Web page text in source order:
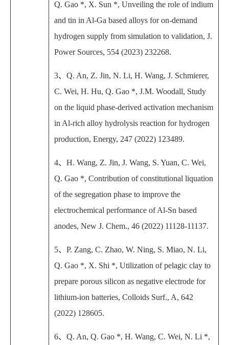
Q. Gao *, X. Sun *, Unveiling the role of indium
and tin in Al-Ga based alloys for on-demand
hydrogen supply from simulation to validation, J.
Power Sources, 554 (2023) 232268.
3、 Q. An, Z. Jin, N. Li, H. Wang, J. Schmierer,
C. Wei, H. Hu, Q. Gao *, J.M. Woodall, Study
on the liquid phase-derived activation mechanism
in Al-rich alloy hydrolysis reaction for hydrogen
production, Energy, 247 (2022) 123489.
4、 H. Wang, Z. Jin, J. Wang, S. Yuan, C. Wei,
Q. Gao *, Contribution of constitutional liquation
of the segregation phase to improve the
electrochemical performance of Al-Sn based
anodes, New J. Chem., 46 (2022) 11128-11137.
5、 P. Zang, C. Zhao, W. Ning, S. Miao, N. Li,
Q. Gao *, X. Shi *, Utilization of pelagic clay to
prepare porous silicon as negative electrode for
lithium-ion batteries, Colloids Surf., A, 642
(2022) 128605.
6、 Q. An, Q. Gao *, H. Wang, C. Wei, N. Li *,